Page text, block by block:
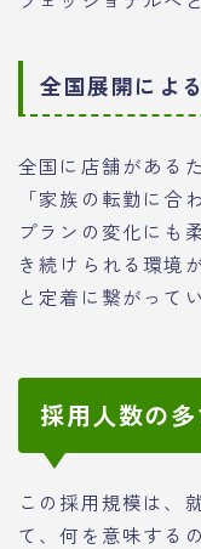
全国展開によ
全国に店舗がある
「家族の転勤に合
プランの変化にも
き続けられる環境
と定着に繋がって
採用人数の
この採用規模は、
て、何を意味する